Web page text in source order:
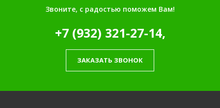
Звоните, с радостью поможем Вам!
+7 (932) 321-27-14,
ЗАКАЗАТЬ ЗВОНОК